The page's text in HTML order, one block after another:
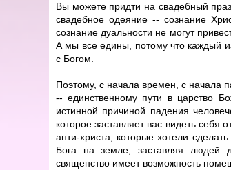
Вы можете придти на свадебный
свадебное одеяние -- сознание
сознание дуальности не могут
А мы все едины, потому что каждый
с Богом.
Поэтому, с начала времен, с начала
-- единственному пути в царство
истинной причиной падения
которое заставляет вас видеть
анти-христа, которые хотели
Бога на земле, заставляя людей
священство имеет возможность